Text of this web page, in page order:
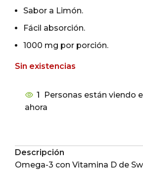
Sabor a Limón.
Fácil absorción.
1000 mg por porción.
Sin existencias
1
Personas están viendo
ahora
Descripción
Omega-3 con Vitamina D de